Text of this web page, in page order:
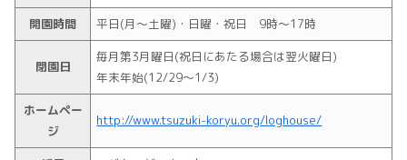
開園時間
平日(月～土曜)・日曜・祝日 9時～17時
閉園日
毎月第3月曜日(祝日にあたる場合は翌火曜日)
年末年始(12/29～1/3)
ホームペー
ジ
http://www.tsuzuki-koryu.org/loghouse/